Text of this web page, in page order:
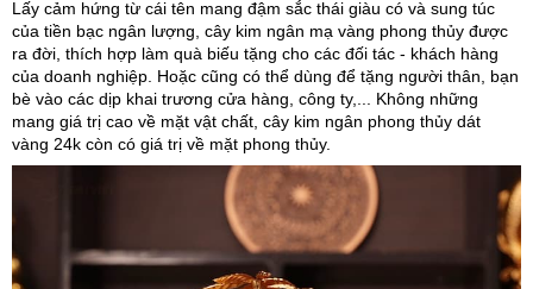
Lấy cảm hứng từ cái tên mang đậm sắc thái giàu có và sung túc
của tiền bạc ngân lượng, cây kim ngân mạ vàng phong thủy được
ra đời, thích hợp làm quà biếu tặng cho các đối tác - khách hàng
của doanh nghiệp. Hoặc cũng có thể dùng để tặng người thân, bạn
bè vào các dịp khai trương cửa hàng, công ty,... Không những
mang giá trị cao về mặt vật chất, cây kim ngân phong thủy dát
vàng 24k còn có giá trị về mặt phong thủy.